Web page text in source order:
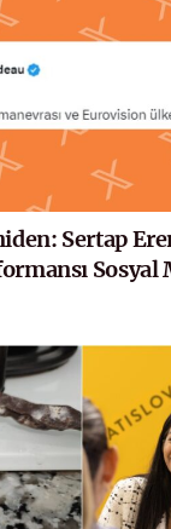
Sertap
Sosyal